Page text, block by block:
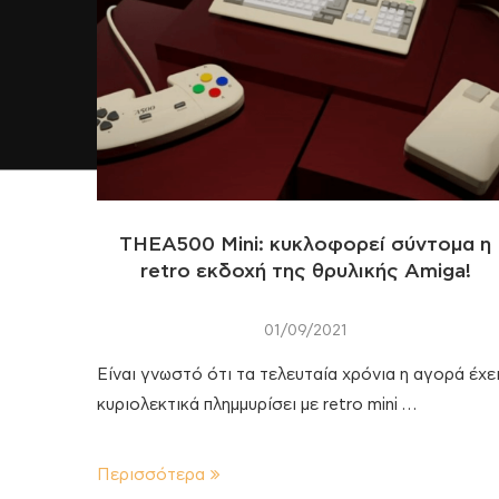
THEA500 Mini: κυκλοφορεί σύντομα η
retro εκδοχή της θρυλικής Amiga!
01/09/2021
Είναι γνωστό ότι τα τελευταία χρόνια η αγορά έχει
κυριολεκτικά πλημμυρίσει με retro mini …
Περισσότερα